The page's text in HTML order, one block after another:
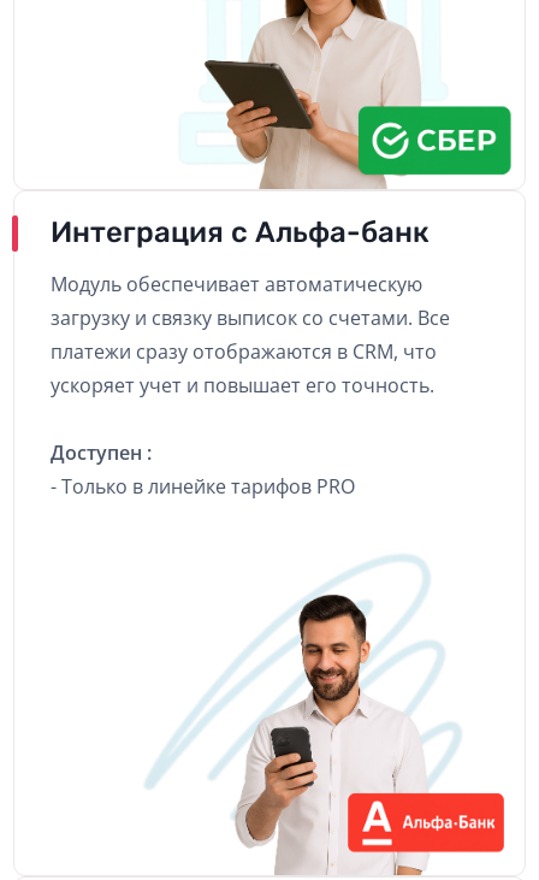
Интеграция с Альфа-банк
Модуль обеспечивает автоматическую
загрузку и связку выписок со счетами. Все
платежи сразу отображаются в CRM, что
ускоряет учет и повышает его точность.
Доступен :
- Только в линейке тарифов PRO